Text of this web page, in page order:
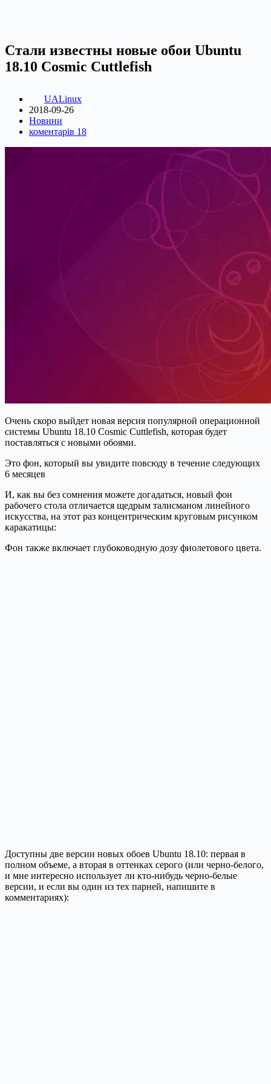
Стали известны новые обои Ubuntu
18.10 Cosmic Cuttlefish
UALinux
2018-09-26
Новини
коментарів 18
Очень скоро выйдет новая версия популярной операционной
системы Ubuntu 18.10 Cosmic Cuttlefish, которая будет
поставляться с новыми обоями.
Это фон, который вы увидите повсюду в течение следующих
6 месяцев
И, как вы без сомнения можете догадаться, новый фон
рабочего стола отличается щедрым талисманом линейного
искусства, на этот раз концентрическим круговым рисунком
каракатицы:
Фон также включает глубоководную дозу фиолетового цвета.
Доступны две версии новых обоев Ubuntu 18.10: первая в
полном объеме, а вторая в оттенках серого (или черно-белого,
и мне интересно использует ли кто-нибудь черно-белые
версии, и если вы один из тех парней, напишите в
комментариях):